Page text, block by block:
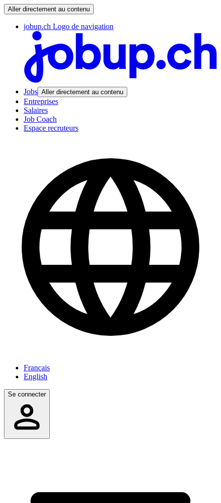
Aller directement au contenu
jobup.ch Logo de navigation
Jobs Aller directement au contenu
Entreprises
Salaires
Job Coach
Espace recruteurs
Français
English
Se connecter